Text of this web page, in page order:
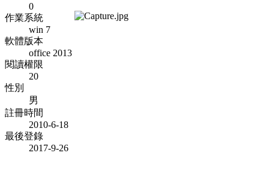
0
作業系統
win 7
軟體版本
office 2013
閱讀權限
20
性別
男
註冊時間
2010-6-18
最後登錄
2017-9-26